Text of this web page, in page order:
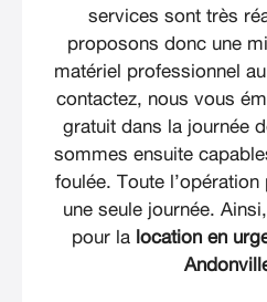
services sont très
proposons donc une
matériel professionnel
contactez, nous vous
gratuit dans la journée
sommes ensuite
foulée. Toute
une seule journée.
pour la location en